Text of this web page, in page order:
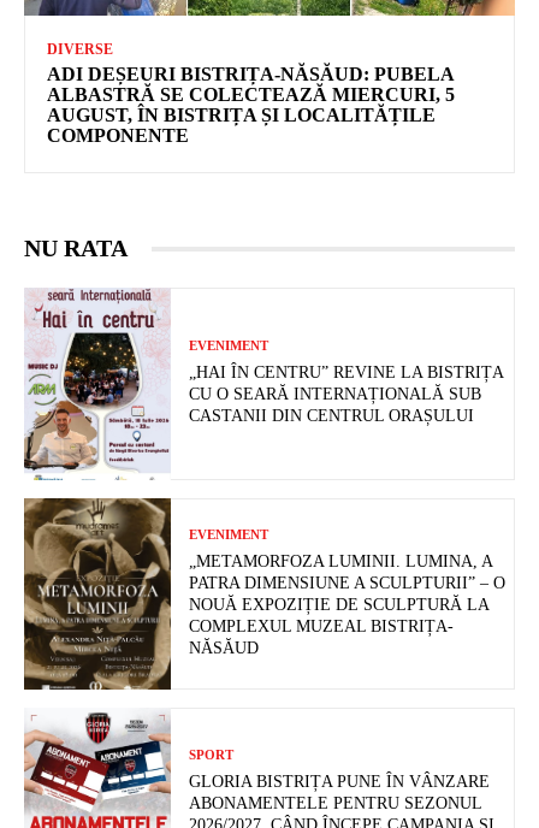
DIVERSE
ADI DEȘEURI BISTRIȚA-NĂSĂUD: PUBELA
ALBASTRĂ SE COLECTEAZĂ MIERCURI, 5
AUGUST, ÎN BISTRIȚA ȘI LOCALITĂȚILE
COMPONENTE
NU RATA
EVENIMENT
„HAI ÎN CENTRU” REVINE LA BISTRIȚA
CU O SEARĂ INTERNAȚIONALĂ SUB
CASTANII DIN CENTRUL ORAȘULUI
EVENIMENT
„METAMORFOZA LUMINII. LUMINA, A
PATRA DIMENSIUNE A SCULPTURII” – O
NOUĂ EXPOZIȚIE DE SCULPTURĂ LA
COMPLEXUL MUZEAL BISTRIȚA-
NĂSĂUD
SPORT
GLORIA BISTRIȚA PUNE ÎN VÂNZARE
ABONAMENTELE PENTRU SEZONUL